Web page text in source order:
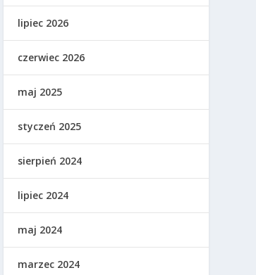
lipiec 2026
czerwiec 2026
maj 2025
styczeń 2025
sierpień 2024
lipiec 2024
maj 2024
marzec 2024